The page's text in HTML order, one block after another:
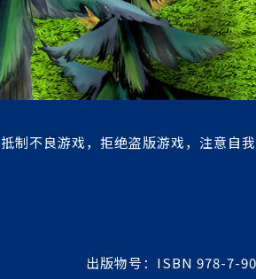
抵制不良游戏，拒绝盗版游戏，注意自
出版物号：ISBN 978-7-